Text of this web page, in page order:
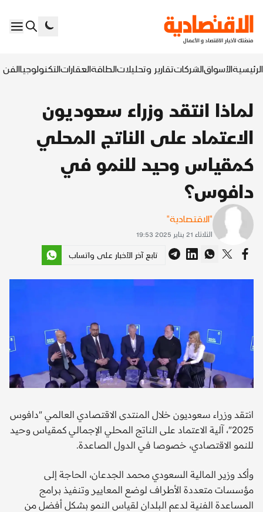
الرئيسيةالأسواقالشركاتتقارير وتحليلاتالطاقةالعقاراتالتكنولوجياالفن
لماذا انتقد وزراء سعوديون
الاعتماد على الناتج المحلي
كمقياس وحيد للنمو في
دافوس؟
"الاقتصادية"
الثلاثاء 21 يناير 2025 19:53
تابع آخر الأخبار على واتساب
انتقد وزراء سعوديون خلال المنتدى الاقتصادي العالمي "دافوس
2025"، آلية الاعتماد على الناتج المحلي الإجمالي كمقياس وحيد
للنمو الاقتصادي، خصوصا في الدول الصاعدة.
وأكد وزير المالية السعودي محمد الجدعان، الحاجة إلى
مؤسسات متعددة الأطراف لوضع المعايير وتنفيذ برامج
المساعدة الفنية لدعم البلدان لقياس النمو بشكل أفضل من